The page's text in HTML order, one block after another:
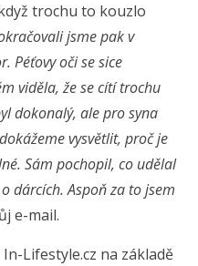
trochu to kouzlo
jsme pak v
Péťovy oči se sice
viděla, že se cítí trochu
dokonalý, ale pro syna
vysvětlit, proč je
Sám pochopil, co udělal
dárcích. Aspoň za to jsem
e-mail.
Lifestyle.cz na základě